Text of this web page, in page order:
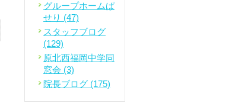
グループホームぱ
せり (47)
スタッフブログ
(129)
原北西福岡中学同
窓会 (3)
院長ブログ (175)